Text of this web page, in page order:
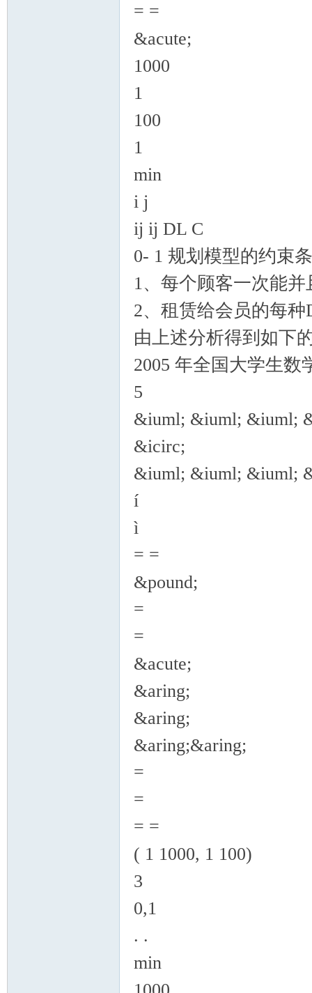
= =
&acute;
1000
1
100
1
min
i j
ij ij DL C
0- 1 规划模型的约束
1、每个顾客一次能
2、租赁给会员的每
由上述分析得到如下
2005 年全国大学生数
5
&iuml; &iuml; &iuml;
&icirc;
&iuml; &iuml; &iuml;
í
ì
= =
&pound;
=
=
&acute;
&aring;
&aring;
&aring;&aring;
=
=
= =
( 1 1000, 1 100)
3
0,1
. .
min